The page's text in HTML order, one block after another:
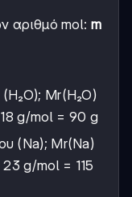
αριθμό mol: m
Mr(H₂O)
g/mol = 90 g
(Na); Mr(Na)
g/mol = 115